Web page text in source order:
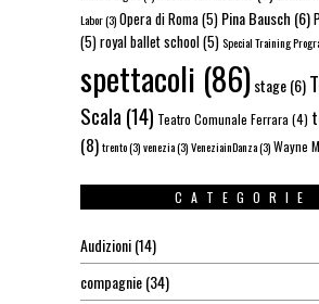
Labor(3)Opera di Roma(5) Pina Bausch (6)
(5)royal ballet school(5)Special Training
spettacoli (86)stage(6)
Scala (14) Teatro Comunale Ferrara (4)
(8)trento(3)venezia(3)VeneziainDanza(3)Wayne
CATEGORIE
Audizioni(14)
compagnie(34)